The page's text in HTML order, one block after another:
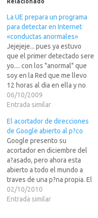
La UE prepara un programa
para detectar en Internet
«conductas anormales»
Jejejeje... pues ya estuvo
que el primer detectado sere
yo.... con los "anormal" que
soy en la Red que me llevo
12 horas al dia en ella y no
gano ni un centavo....La
noticia completa (chupada
>>>AngelosoUn proyecto de
la Uni?uropea, llamado
Indect, ha levantado…
06/10/2009
Entrada similar
El acortador de direcciones
de Google abierto al p?co
Google presento su
acortador en diciembre del
a?asado, pero ahora esta
abierto a todo el mundo a
traves de una p?na propia. El
servicio ahora es m?robusto,
tiene detecci?e SPAM, es m?
02/10/2010
Entrada similar